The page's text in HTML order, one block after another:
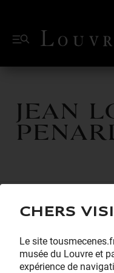
Jean
Chers
Le site
musée du Louvre et
expérience de